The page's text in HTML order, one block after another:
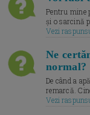
Pentru mine
și o sarcină
Vezi
Ne
normal?
De când a
remarcă.
Vezi